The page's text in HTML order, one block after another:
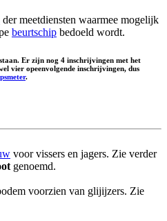
der meetdiensten waarmee mogelijk
beurtschip bedoeld wordt.
Er zijn nog 4 inschrijvingen met het
vier opeenvolgende inschrijvingen, dus
.
voor vissers en jagers. Zie verder
genoemd.
voorzien van glijijzers. Zie